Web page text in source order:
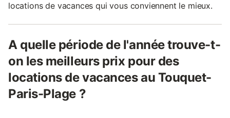
locations de vacances qui vous conviennent le mieux.
A quelle période de l'année trouve-t-
on les meilleurs prix pour des
locations de vacances au Touquet-
Paris-Plage ?